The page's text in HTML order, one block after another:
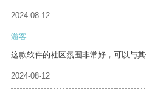
2024-08-12
游客
这款软件的社区氛围非常好，可以与其
2024-08-12